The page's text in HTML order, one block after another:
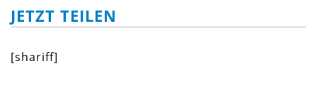
JETZT TEILEN
[shariff]